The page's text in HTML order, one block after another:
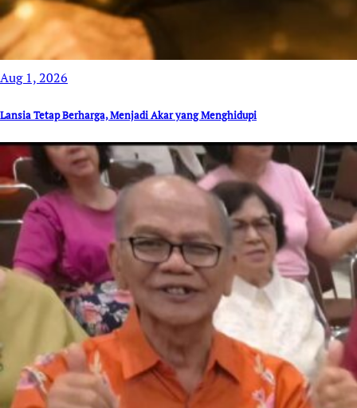
Aug 1, 2026
Lansia Tetap Berharga, Menjadi Akar yang Menghidupi